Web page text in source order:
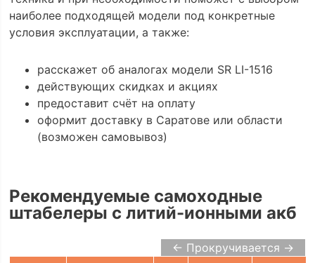
наиболее подходящей модели под конкретные
условия эксплуатации, а также:
расскажет об аналогах модели SR LI-1516
действующих скидках и акциях
предоставит счёт на оплату
оформит доставку в Саратове или области
(возможен самовывоз)
Рекомендуемые самоходные
штабелеры с литий-ионными акб
← Прокручивается →